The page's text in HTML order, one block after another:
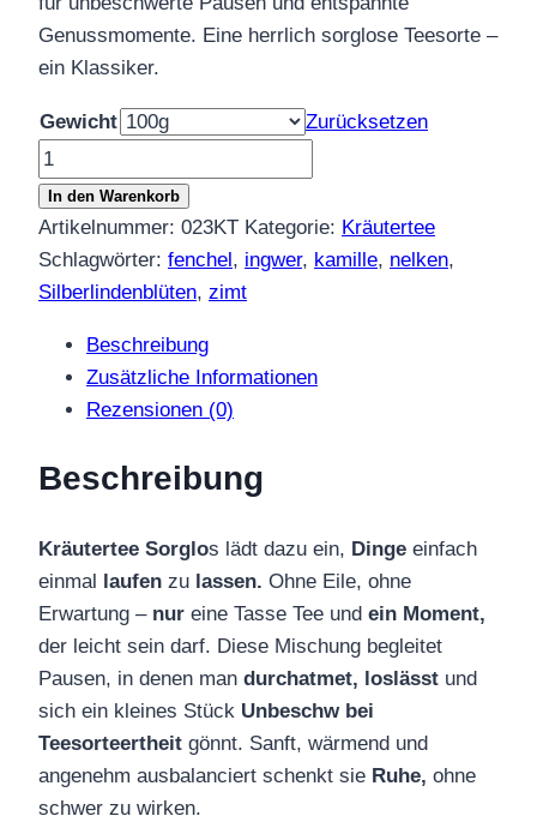
Genussmomente. Eine herrlich sorglose Teesorte –
ein Klassiker.
Gewicht
Zurücksetzen
Kräutertee
Sorglos
ohne
Aromazusätze
Menge
In den Warenkorb
Artikelnummer: 023KT Kategorie: Kräutertee
Schlagwörter: fenchel, ingwer, kamille, nelken,
Silberlindenblüten, zimt
Beschreibung
Zusätzliche Informationen
Rezensionen (0)
Beschreibung
Kräutertee Sorglos lädt dazu ein, Dinge einfach
einmal laufen zu lassen. Ohne Eile, ohne
Erwartung – nur eine Tasse Tee und ein Moment,
der leicht sein darf. Diese Mischung begleitet
Pausen, in denen man durchatmet, loslässt und
sich ein kleines Stück Unbeschw bei
Teesorteertheit gönnt. Sanft, wärmend und
angenehm ausbalanciert schenkt sie Ruhe, ohne
schwer zu wirken.